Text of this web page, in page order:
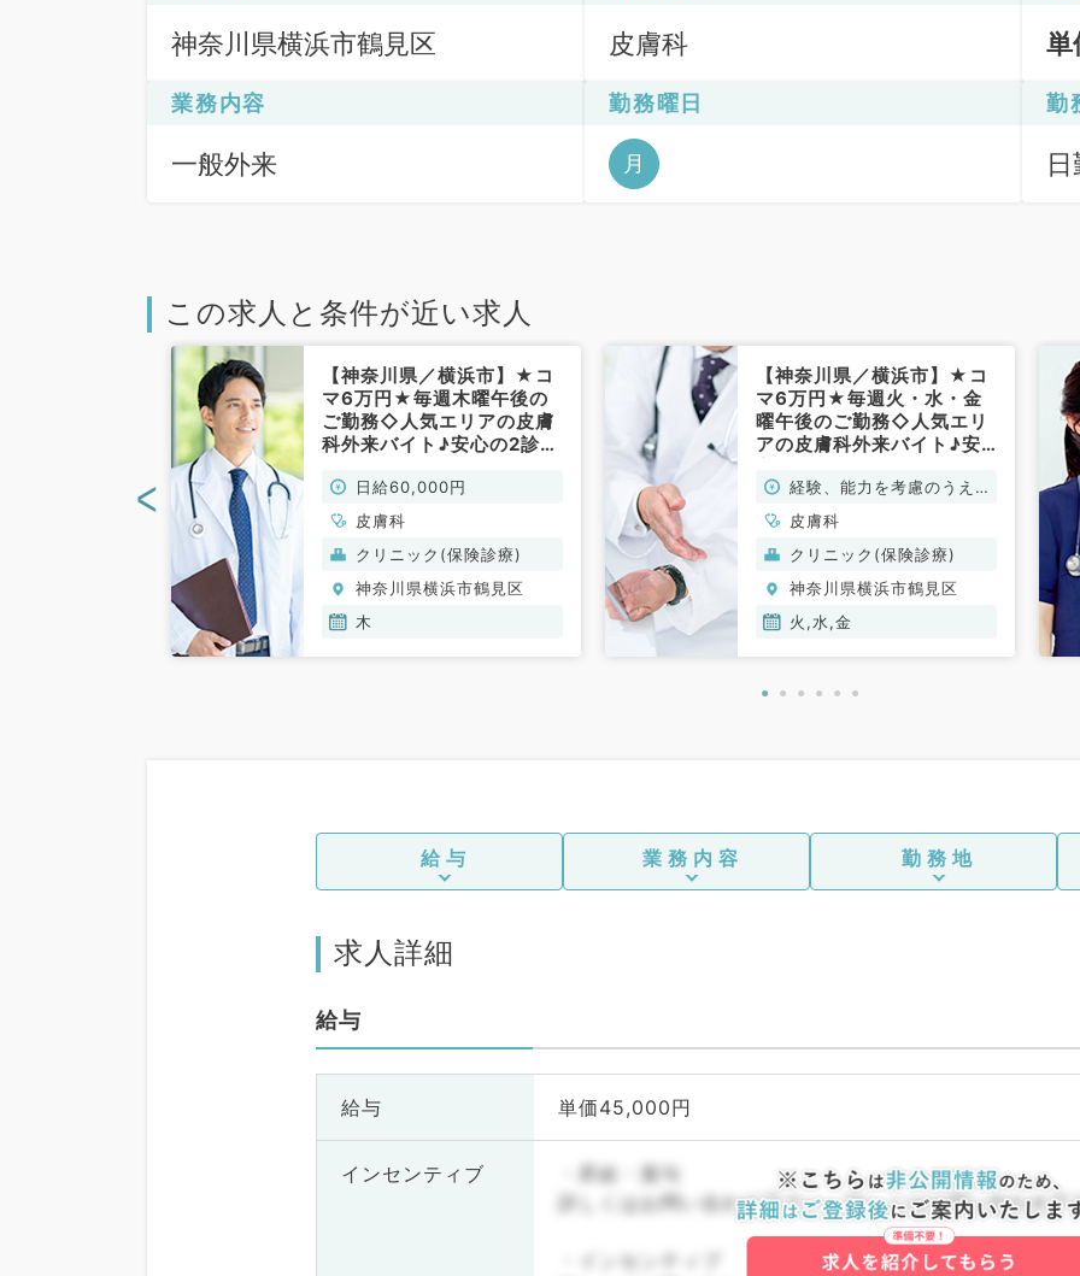
神奈川県横浜市鶴見区 皮膚科
業務内容
一般外来
勤務曜日
月
勤
この求人と条件が近い求人
【神奈川県／横浜市】★コ
マ6万円★毎週木曜午後の
ご勤務◇人気エリアの皮膚
科外来バイト♪安心の2診体
日給60,000円
皮膚科
クリニック(保険診療)
神奈川県横浜市鶴見区
木
【神奈川県／横浜市】★コ
マ6万円★毎週火・水・金
曜午後のご勤務◇人気エリ
アの皮膚科外来バイト♪安
常勤）経験、能力を考慮のうえ、
規定により決定
皮膚科
クリニック(保険診療)
神奈川県横浜市鶴見区
火,水,金
<
給与 業務内容 勤務地
求人詳細
給与
給与 単価45,000円
インセンティブ
・昇給・賞与
詳しくはお問い合わせ下さい。詳しくはお問い合わせ下
・インセンティブ